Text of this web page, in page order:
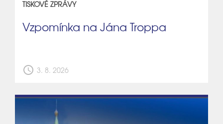
TISKOVÉ ZPRÁVY
Vzpomínka na Jána Troppa
schedule 3. 8. 2026